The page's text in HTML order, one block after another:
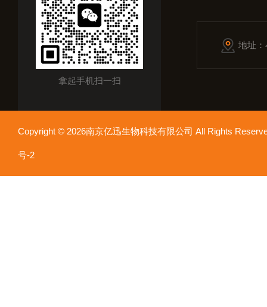
拿起手机扫一扫
地址
Copyright © 2026南京亿迅生物科技有限公司 All Rights
号-2